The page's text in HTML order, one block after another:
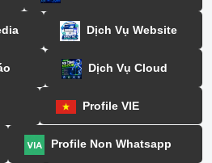
Dịch Vụ Website
Dịch Vụ Cloud
Profile VIE
Profile Non Whatsapp